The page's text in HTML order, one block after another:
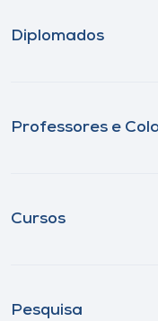
Diplomados
Professores e
Cursos
Pesquisa